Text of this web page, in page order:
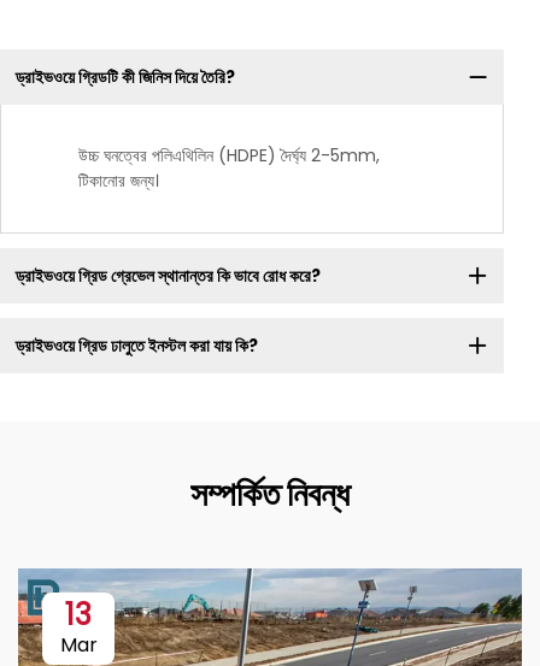
ড্রাইভওয়ে গ্রিডটি কী জিনিস দিয়ে তৈরি?
উচ্চ ঘনত্বের পলিএথিলিন (HDPE) দৈর্ঘ্য 2-5mm,
টিকানোর জন্য।
ড্রাইভওয়ে গ্রিড গ্রেভেল স্থানান্তর কি ভাবে রোধ করে?
ড্রাইভওয়ে গ্রিড ঢালুতে ইনস্টল করা যায় কি?
সম্পর্কিত নিবন্ধ
13
Mar